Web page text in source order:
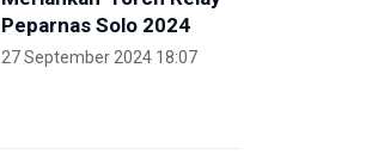
Peparnas Solo 2024
27 September 2024 18:07